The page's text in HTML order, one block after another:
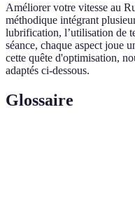
Améliorer votre vitesse au
méthodique intégrant
lubrification, l’utilisation de
séance, chaque aspect joue
cette quête d'optimisation,
adaptés ci-dessous.
Glossaire